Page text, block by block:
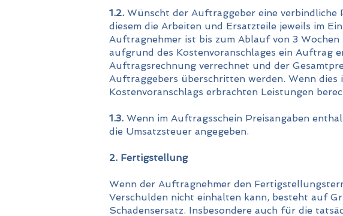
1.2. Wünscht der Auftraggeber eine verbindliche
diesem die Arbeiten und Ersatzteile jeweils im
Auftragnehmer ist bis zum Ablauf von 3 Wochen
aufgrund des Kostenvoranschlages ein Auftrag
Auftragsrechnung verrechnet und der
Auftraggebers überschritten werden. Wenn
Kostenvoranschlags erbrachten Leistungen
1.3. Wenn im Auftragsschein Preisangaben
die Umsatzsteuer angegeben.
2. Fertigstellung
Wenn der Auftragnehmer den
Verschulden nicht einhalten kann, besteht auf
Schadensersatz. Insbesondere auch für die